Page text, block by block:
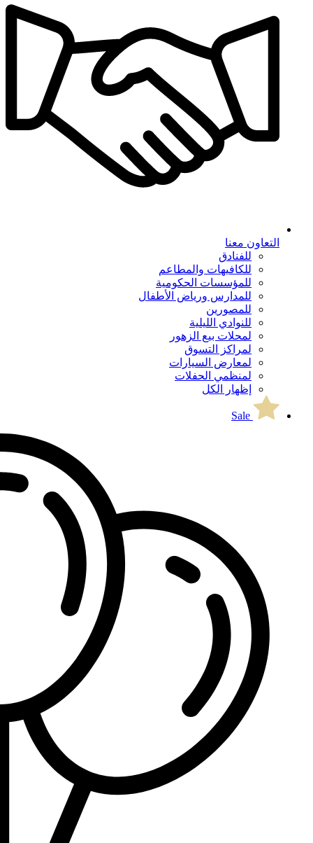
التعاون معنا
للفنادق
للكافيهات والمطاعم
للمؤسسات الحكومية
للمدارس ورياض الأطفال
للمصورين
للنوادي الليلية
لمحلات بيع الزهور
لمراكز التسوق
لمعارض السيارات
لمنظمي الحفلات
إظهار الكل